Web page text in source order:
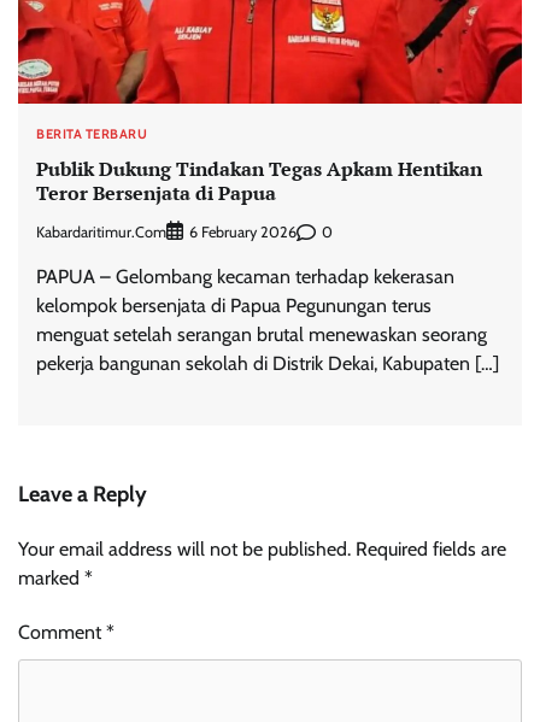
BERITA TERBARU
Publik Dukung Tindakan Tegas Apkam Hentikan
Teror Bersenjata di Papua
Kabardaritimur.com 6 February 2026 0
PAPUA – Gelombang kecaman terhadap kekerasan
kelompok bersenjata di Papua Pegunungan terus
menguat setelah serangan brutal menewaskan seorang
pekerja bangunan sekolah di Distrik Dekai, Kabupaten […]
Leave a Reply
Your email address will not be published. Required fields are
marked *
Comment*